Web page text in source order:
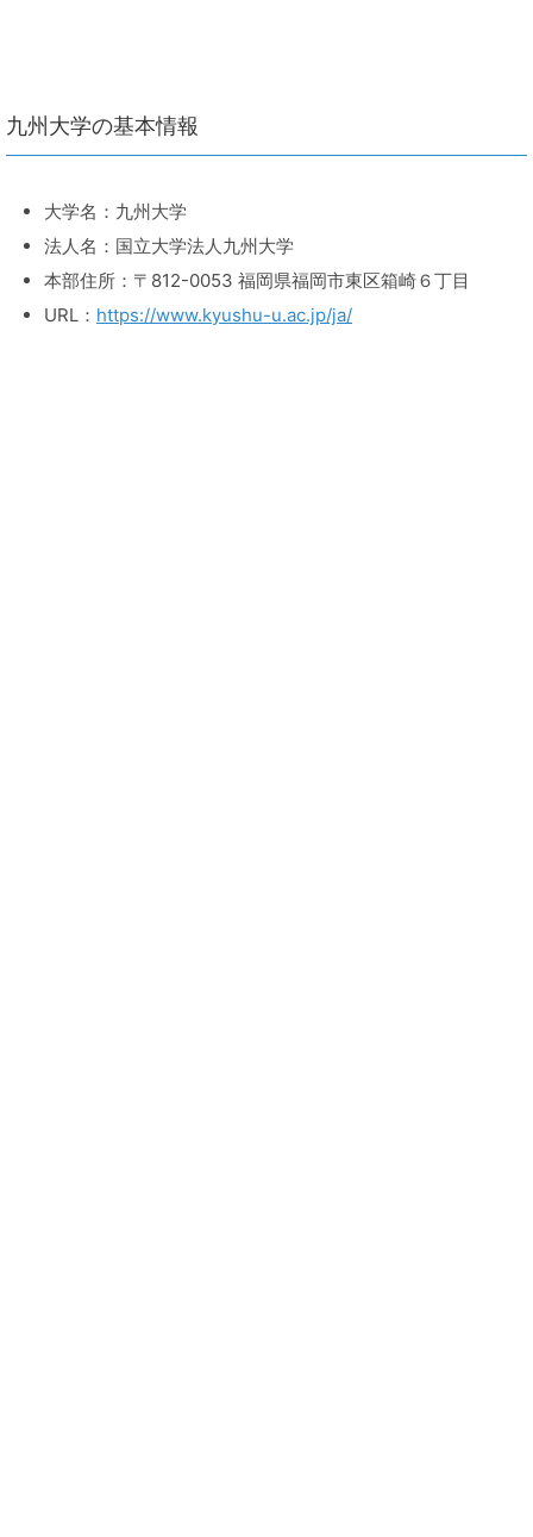
九州大学の基本情報
大学名：九州大学
法人名：国立大学法人九州大学
本部住所：〒812-0053 福岡県福岡市東区箱崎６丁目
URL： https://www.kyushu-u.ac.jp/ja/